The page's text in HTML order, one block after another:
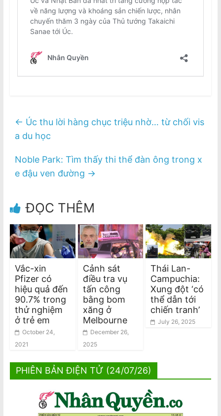
← Úc thu lời hàng chục triệu nhờ… từ chối vis
a du học
Noble Park: Tìm thấy thi thể đàn ông trong x
e đậu ven đường →
ĐỌC THÊM
Vắc-xin
Pfizer có
hiệu quả đến
90.7% trong
thử nghiệm
ở trẻ em
October 24,
2021
Cảnh sát
điều tra vụ
tấn công
bằng bom
xăng ở
Melbourne
December 26,
2025
Thái Lan-
Campuchia:
Xung đột ‘có
thể dẫn tới
chiến tranh’
July 26, 2025
PHIÊN BẢN ĐIỆN TỬ (24/07/26)